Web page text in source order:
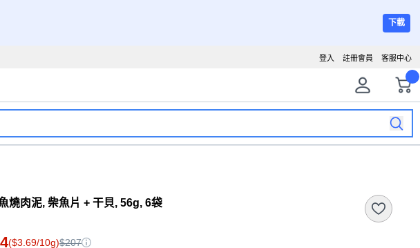
下載
客服中心
註冊會員
登入
燒肉泥, 柴魚片 + 干貝, 56g, 6袋
($3.69/10g)$207